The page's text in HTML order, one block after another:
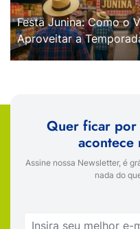
Festa Junina: Como o
Aproveitar a
Quer ficar
acontece
Assine nossa Newsletter, é
nada do